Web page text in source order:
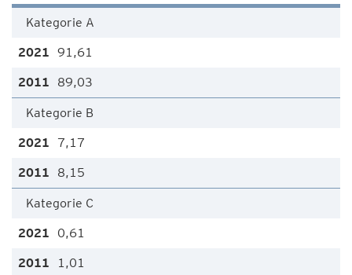
Kategorie A
91,61
89,03
Kategorie B
7,17
8,15
Kategorie C
0,61
1,01